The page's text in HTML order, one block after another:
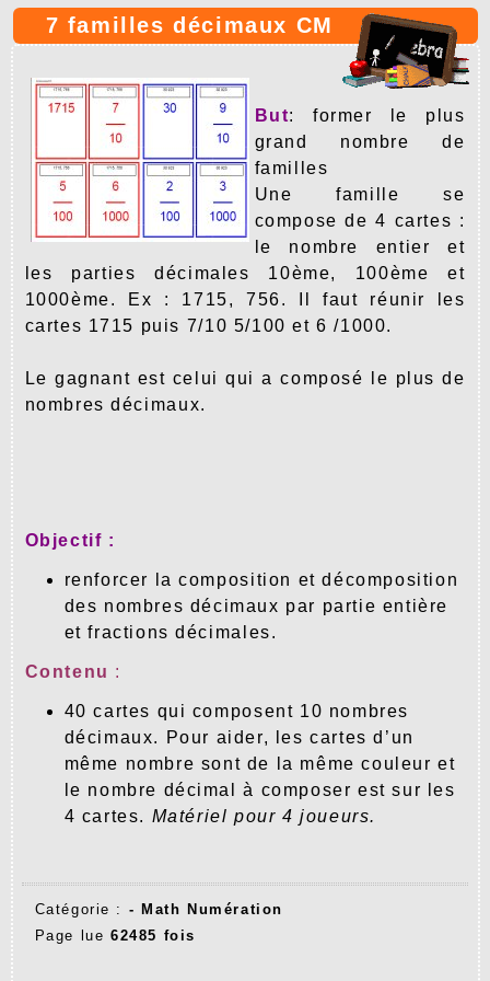
7 familles décimaux CM
But: former le plus
grand nombre de
familles
Une famille se
compose de 4 cartes :
le nombre entier et
les parties décimales 10ème, 100ème et
1000ème. Ex : 1715, 756. Il faut réunir les
cartes 1715 puis 7/10 5/100 et 6 /1000.
Le gagnant est celui qui a composé le plus de
nombres décimaux.
Objectif :
renforcer la composition et décomposition
des nombres décimaux par partie entière
et fractions décimales.
Contenu :
40 cartes qui composent 10 nombres
décimaux. Pour aider, les cartes d’un
même nombre sont de la même couleur et
le nombre décimal à composer est sur les
4 cartes. Matériel pour 4 joueurs.
Catégorie : - Math Numération
Page lue 62485 fois